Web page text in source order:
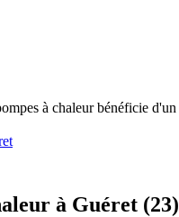
à chaleur bénéficie
à Guéret (23